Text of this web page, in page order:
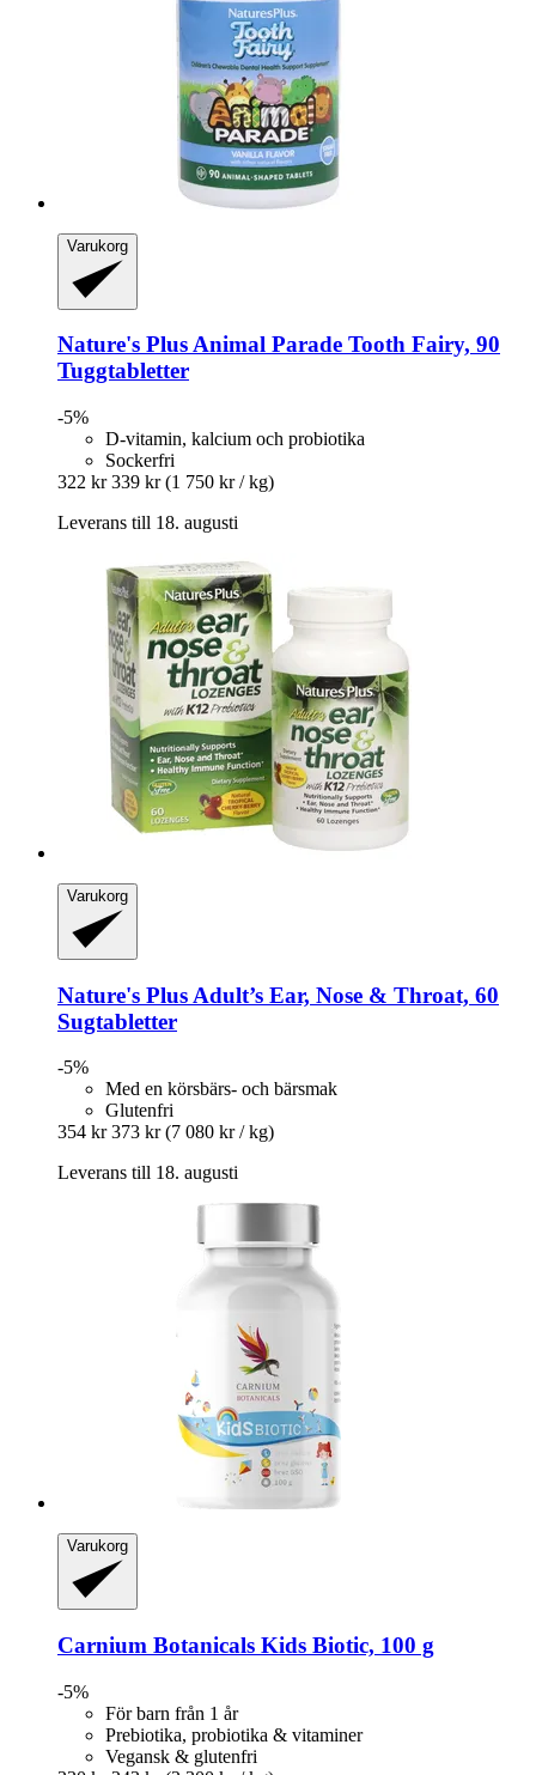
Varukorg
Nature's PlusAnimal Parade Tooth Fairy, 90
Tuggtabletter
-5%
D-vitamin, kalcium och probiotika
Sockerfri
322 kr 339 kr (1 750 kr / kg)
Leverans till 18. augusti
Varukorg
Nature's Plus Adult’s Ear, Nose & Throat, 60
Sugtabletter
-5%
Med en körsbärs- och bärsmak
Glutenfri
354 kr 373 kr (7 080 kr / kg)
Leverans till 18. augusti
Varukorg
Carnium Botanicals Kids Biotic, 100 g
-5%
För barn från 1 år
Prebiotika, probiotika & vitaminer
Vegansk & glutenfri